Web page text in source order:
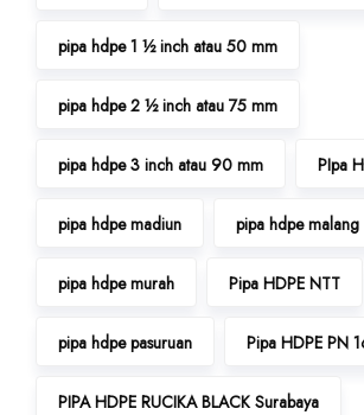
pipa hdpe 1 ½ inch atau 50 mm
pipa hdpe 2 ½ inch atau 75 mm
pipa hdpe 3 inch atau 90 mm PIpa
pipa hdpe madiun pipa hdpe malang
pipa hdpe murah Pipa HDPE NTT
pipa hdpe pasuruan Pipa HDPE PN
PIPA HDPE RUCIKA BLACK Surabaya